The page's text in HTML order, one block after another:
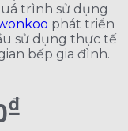
trình sử dụng
phát triển
sử dụng thực tế
bếp gia đình.
₫